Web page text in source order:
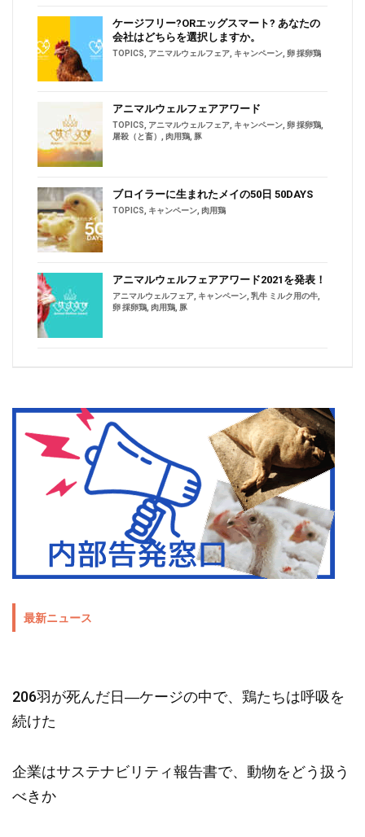
ケージフリー?ORエッグスマート? あなたの
会社はどちらを選択しますか。
TOPICS アニマルウェルフェア キャンペーン 卵 採卵鶏
アニマルウェルフェアアワード
TOPICS アニマルウェルフェア キャンペーン 卵 採卵鶏
屠殺（と畜）
肉用鶏 豚
ブロイラーに生まれたメイの50日 50DAYS
TOPICS キャンペーン 肉用鶏
アニマルウェルフェアアワード2021を発表！
アニマルウェルフェア キャンペーン 乳牛 ミルク用の牛
卵 採卵鶏 肉用鶏 豚
最新ニュース
206羽が死んだ日―ケージの中で、鶏たちは呼吸を
続けた
企業はサステナビリティ報告書で、動物をどう扱う
べきか